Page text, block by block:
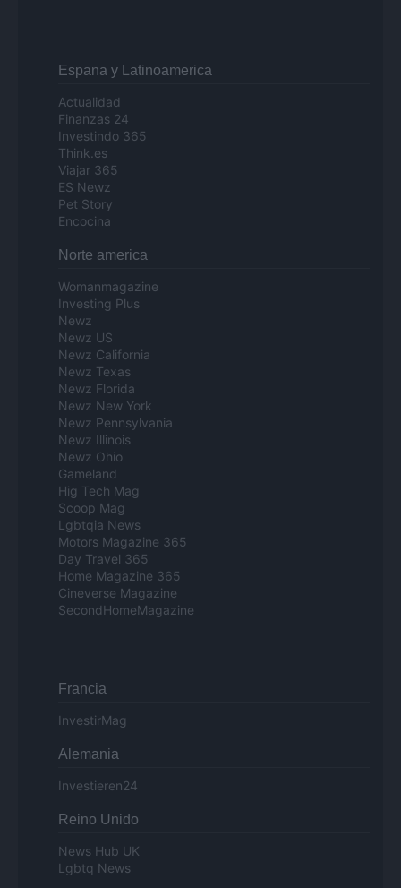
Espana y Latinoamerica
Actualidad
Finanzas 24
Investindo 365
Think.es
Viajar 365
ES Newz
Pet Story
Encocina
Norte america
Womanmagazine
Investing Plus
Newz
Newz US
Newz California
Newz Texas
Newz Florida
Newz New York
Newz Pennsylvania
Newz Illinois
Newz Ohio
Gameland
Hig Tech Mag
Scoop Mag
Lgbtqia News
Motors Magazine 365
Day Travel 365
Home Magazine 365
Cineverse Magazine
SecondHomeMagazine
Francia
InvestirMag
Alemania
Investieren24
Reino Unido
News Hub UK
Lgbtq News